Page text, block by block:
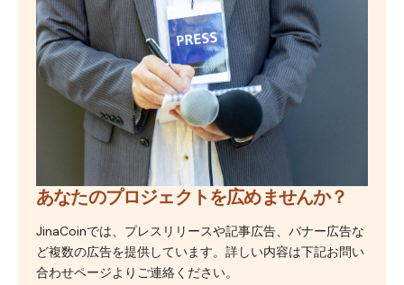
あなたのプロジェクトを広めませんか？
JinaCoinでは、プレスリリースや記事広告、バナー広告な
ど複数の広告を提供しています。詳しい内容は下記お問い
合わせページよりご連絡ください。